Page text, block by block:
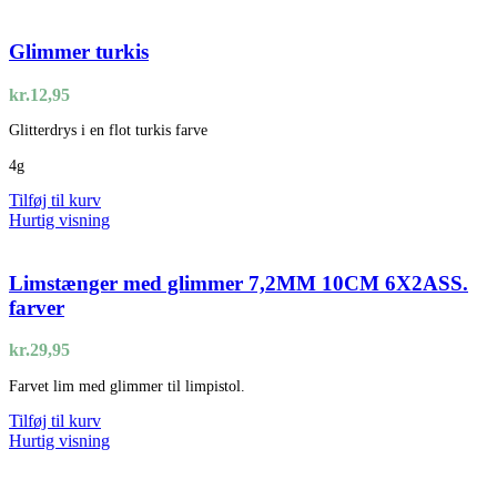
Glimmer turkis
kr.12,95
Glitterdrys i en flot turkis farve
4g
Tilføj til kurv
Hurtig visning
Limstænger med glimmer 7,2MM 10CM 6X2ASS.
farver
kr.29,95
Farvet lim med glimmer til limpistol.
Tilføj til kurv
Hurtig visning